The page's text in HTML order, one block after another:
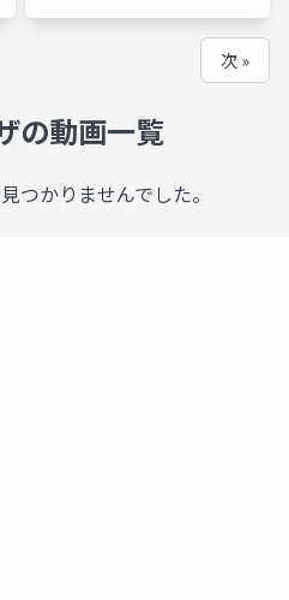
次 »
の動画一覧
つかりませんでした。